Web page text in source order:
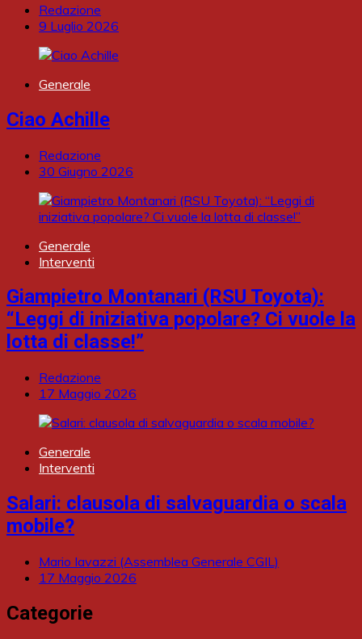
Redazione
9 Luglio 2026
Generale
Ciao Achille
Redazione
30 Giugno 2026
Generale
Interventi
Giampietro Montanari (RSU Toyota):
“Leggi di iniziativa popolare? Ci vuole la
lotta di classe!”
Redazione
17 Maggio 2026
Generale
Interventi
Salari: clausola di salvaguardia o scala
mobile?
Mario Iavazzi (Assemblea Generale CGIL)
17 Maggio 2026
Categorie